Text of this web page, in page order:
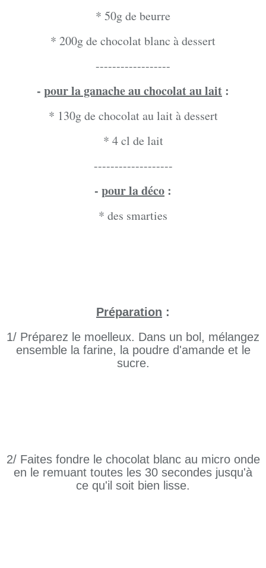
* 50g de beurre
* 200g de chocolat blanc à dessert
------------------
- pour la ganache au chocolat au lait :
* 130g de chocolat au lait à dessert
* 4 cl de lait
-------------------
- pour la déco :
* des smarties
Préparation :
1/ Préparez le moelleux. Dans un bol, mélangez
ensemble la farine, la poudre d'amande et le
sucre.
2/ Faites fondre le chocolat blanc au micro onde
en le remuant toutes les 30 secondes jusqu'à
ce qu'il soit bien lisse.